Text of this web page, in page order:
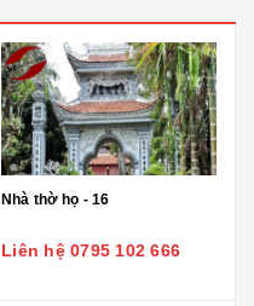
Nhà thờ họ - 16
Liên hệ 0795 102 666